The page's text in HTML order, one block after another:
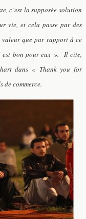
c’est la supposée solution
vie, et cela passe par des
valeur que par rapport à ce
bon pour eux ».
Il cite,
dans « Thank you for
de commerce.